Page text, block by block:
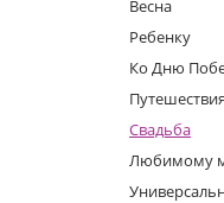
Фотокниги
Весна
Ребенку
Ко Дню
Путешествия
Свадьба
Любимому